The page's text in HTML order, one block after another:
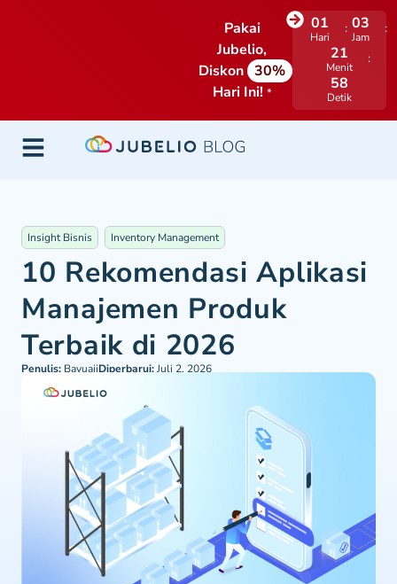
Pakai
Jubelio,
Diskon 30%
Hari Ini! *
01
Hari
03
Jam
21
Menit
57
Detik
Insight Bisnis Inventory Management
10 Rekomendasi Aplikasi
Manajemen Produk
Terbaik di 2026
Penulis: BayuajiDiperbarui:Juli 2, 2026